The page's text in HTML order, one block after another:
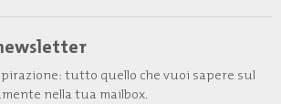
tutto quello che vuoi sapere sul
nella tua mailbox.